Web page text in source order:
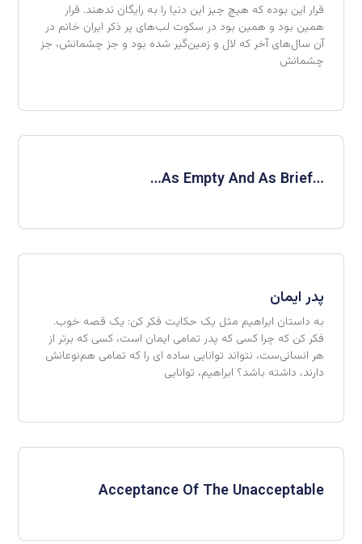
قرار این بوده که هیچ چیز این دنیا را به رایگان ندهند. قرار
همین بود و همین بود در سکوت لب‌های پر ذکر ایران خانم در
آن سال‌های آخر که لال و زمین‌گیر شده بود و جز چشمانش، جز
چشمانش
…As Empty And As Brief…
پدر ایمان
به داستان ابراهیم مثل یک حکایت فکر کن: یک قصه خوب.
فکر کن که چرا کسی که پدر تمامی ایمان است، کسی که برتر از
هر انسانی‌ست، نتواند توانایی ساده ای را که تمامی هم‌نوعانش
دارند، داشته باشد؟ ابراهیم، توانایی
Acceptance Of The Unacceptable